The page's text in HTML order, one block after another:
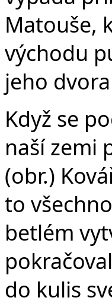
Matouše,
východu
jeho
Když se
naší zemi
(obr.)
to
betlém
do kulis